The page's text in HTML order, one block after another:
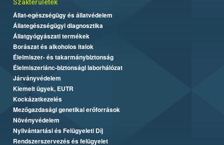
Szakterületek
Állat-egészségügy és állatvédelem
Állategészségügyi diagnosztika
Állatgyógyászati termékek
Borászat és alkoholos italok
Élelmiszer- és takarmánybiztonság
Élelmiszerlánc-biztonsági laborhálózat
Járványvédelem
Kiemelt ügyek, EUTR
Kockázatkezelés
Mezőgazdasági genetikai erőforrások
Növényvédelem
Nyilvántartási és Felügyeleti Díj
Rendszerszervezés és felügyelet